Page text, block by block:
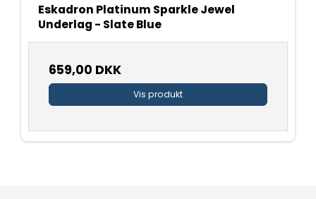
Eskadron Platinum Sparkle Jewel
Underlag - Slate Blue
659,00 DKK
Vis produkt